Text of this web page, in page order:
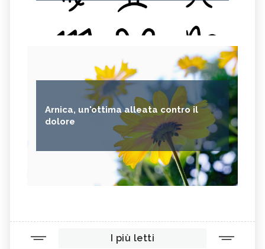
Arnica, un'ottima alleata contro il
dolore
I più letti